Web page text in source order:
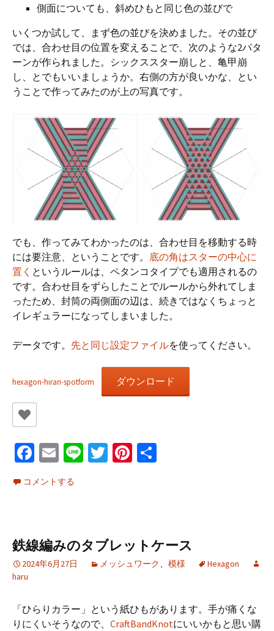
側面についても、斜めひもと同じ色の並びで
いくつか試して、まず色の並びを決めました。その並び
では、合わせ目の位置を変えることで、次のような2パタ
ーンが作られました。シックススター崩しと、亀甲崩
し、とでもいいましょうか。右側の方が良いかな、とい
うことで作ってみたのが上の写真です。
でも、作ってみてわかったのは、合わせ目を移動する時
には要注意、ということです。 底の角はスターの中心に
置く というルールは、ペタンコタイプでも適用されるの
です。合わせ目をずらしたことでルールから外れてしま
ったため、封筒の両側面の辺は、続きではなくちょっと
イレギュラーになってしまいました。
データです。 先と同じ設定ファイルを使ってください。
hexagon-hirari-spotform ダウンロード
Fa
ce
b
k
E
m
ai
Li T
Pi
コメントする
鉄線編みのタブレットケース
2024年6月27日 メッシュワーク、 模様
Hexagon
haru
「ひらりカラー」という紙ひもがあります。手が痛くな
りにくいそうなので、 CraftBandKnotにいいかもと思い購